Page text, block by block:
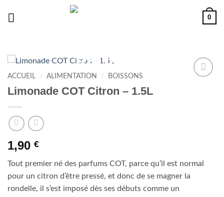
0
ACCUEIL / ALIMENTATION / BOISSONS
Limonade COT Citron – 1.5L
1,90 €
Tout premier né des parfums COT, parce qu’il est normal
pour un citron d’être pressé, et donc de se magner la
rondelle, il s’est imposé dès ses débuts comme un